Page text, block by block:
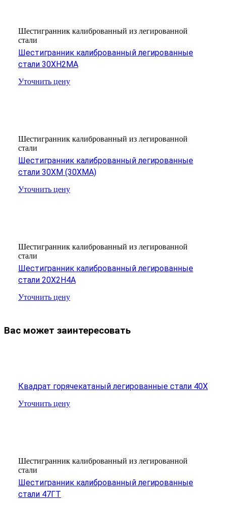
Шестигранник калиброванный из легированной
стали
Шестигранник калиброванный легированные
стали 30ХН2МА
Уточнить цену
Шестигранник калиброванный из легированной
стали
Шестигранник калиброванный легированные
стали 30ХМ (30ХМА)
Уточнить цену
Шестигранник калиброванный из легированной
стали
Шестигранник калиброванный легированные
стали 20Х2Н4А
Уточнить цену
Вас может заинтересовать
Квадрат горячекатаный легированные стали 40Х
Уточнить цену
Шестигранник калиброванный из легированной
стали
Шестигранник калиброванный легированные
стали 47ГТ